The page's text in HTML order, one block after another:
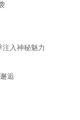
入神秘魅力
逅